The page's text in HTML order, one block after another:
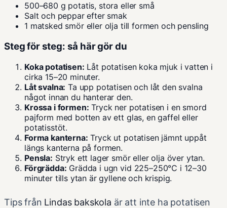
500–680 g potatis, stora eller små
Salt och peppar efter smak
1 matsked smör eller olja till formen och pensling
Steg för steg: så här gör du
Koka potatisen: Låt potatisen koka mjuk i vatten i
cirka 15–20 minuter.
Låt svalna: Ta upp potatisen och låt den svalna
något innan du hanterar den.
Krossa i formen: Tryck ner potatisen i en smord
pajform med botten av ett glas, en gaffel eller
potatisstöt.
Forma kanterna: Tryck ut potatisen jämnt uppåt
längs kanterna på formen.
Pensla: Stryk ett lager smör eller olja över ytan.
Förgrädda: Grädda i ugn vid 225–250°C i 12–30
minuter tills ytan är gyllene och krispig.
Tips från Lindas bakskola är att inte ha potatisen